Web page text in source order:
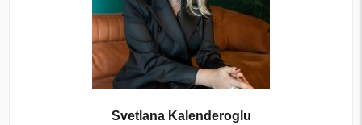
Svetlana Kalenderoglu